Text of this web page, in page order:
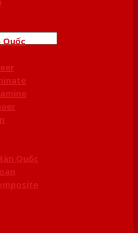
Quốc
Quốc